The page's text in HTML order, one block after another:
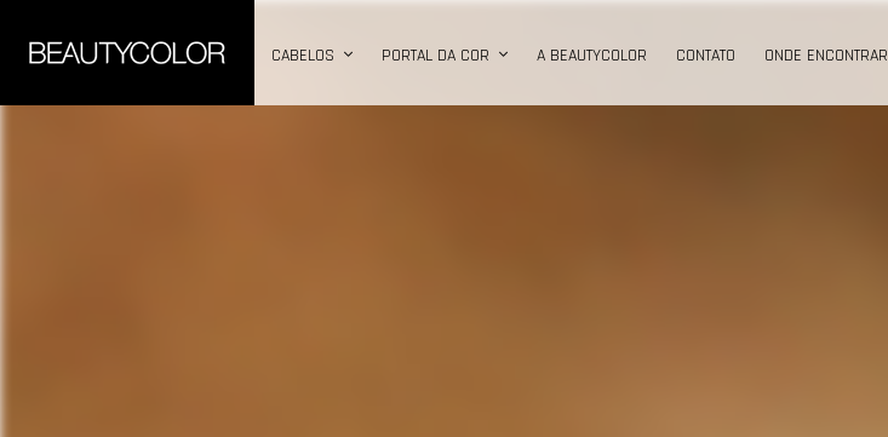
CABELOS PORTAL DA COR A BEAUTYCOLOR CONTATO ONDE ENCONTRAR